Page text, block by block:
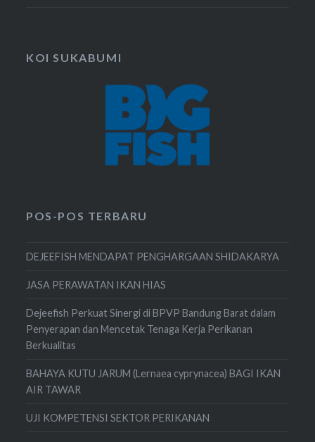
KOI SUKABUMI
POS-POS TERBARU
DEJEEFISH MENDAPAT PENGHARGAAN SHIDAKARYA
JASA PERAWATAN IKAN HIAS
Dejeefish Perkuat Sinergi di BPVP Bandung Barat dalam
Penyerapan dan Mencetak Tenaga Kerja Perikanan
Berkualitas
BAHAYA KUTU JARUM (Lernaea cyprynacea) BAGI IKAN
AIR TAWAR
UJI KOMPETENSI SEKTOR PERIKANAN